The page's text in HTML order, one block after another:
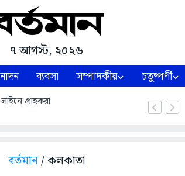
৭ আগস্ট, ২০২৬
ব্যবসা সম্পাদকীয় চতুষ্পর্ণী
গ্রাহকরা
বর্তমান/ কলকাতা